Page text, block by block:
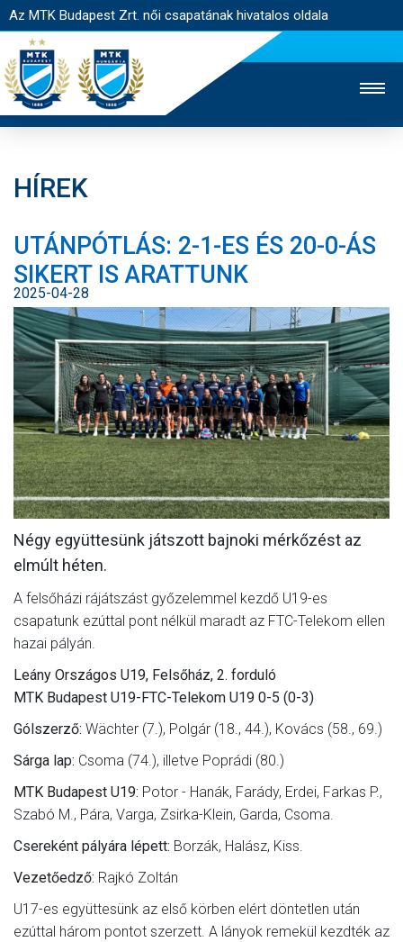
Az MTK Budapest Zrt. női csapatának hivatalos oldala
JEGYÉRTÉKESÍTÉS
WEBSHOP
STADION
EGYESÜLET
KAPCSOLAT
NYITÓLAP
HÍREK
CSAPAT
MÉRKŐZÉSEK
JELENTKEZÉS
KLUB
GALÉRIA
SAJTÓ
HÍREK
UTÁNPÓTLÁS: 2-1-ES ÉS 20-0-ÁS
SIKERT IS ARATTUNK
2025-04-28
Négy együttesünk játszott bajnoki mérkőzést az
elmúlt héten.
A felsőházi rájátszást győzelemmel kezdő U19-es
csapatunk ezúttal pont nélkül maradt az FTC-Telekom ellen
hazai pályán.
Leány Országos U19, Felsőház, 2. forduló
MTK Budapest U19-FTC-Telekom U19 0-5 (0-3)
Gólszerző: Wächter (7.), Polgár (18., 44.), Kovács (58., 69.)
Sárga lap: Csoma (74.), illetve Poprádi (80.)
MTK Budapest U19: Potor - Hanák, Farády, Erdei, Farkas P.,
Szabó M., Pára, Varga, Zsirka-Klein, Garda, Csoma.
Csereként pályára lépett: Borzák, Halász, Kiss.
Vezetőedző: Rajkó Zoltán
U17-es együttesünk az első körben elért döntetlen után
ezúttal három pontot szerzett. A lányok remekül kezdték az